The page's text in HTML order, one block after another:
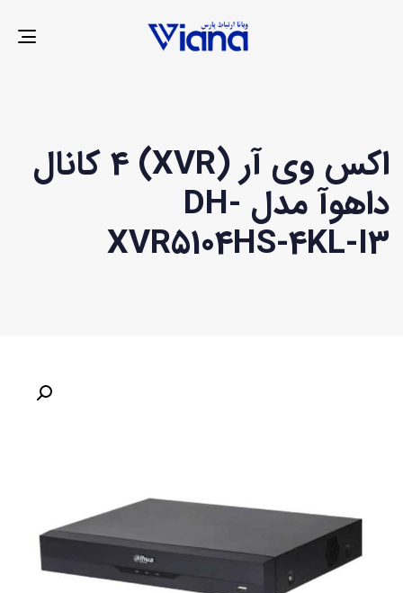
اکس وی آر (XVR) 4 کانال
داهوآ مدل DH-
XVR5104HS-4KL-I3